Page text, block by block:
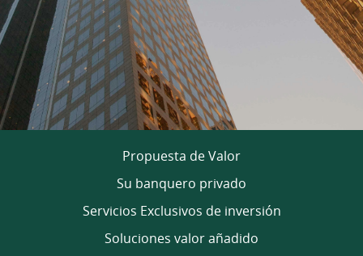
Propuesta de Valor
Su banquero privado
Servicios Exclusivos de inversión
Soluciones valor añadido